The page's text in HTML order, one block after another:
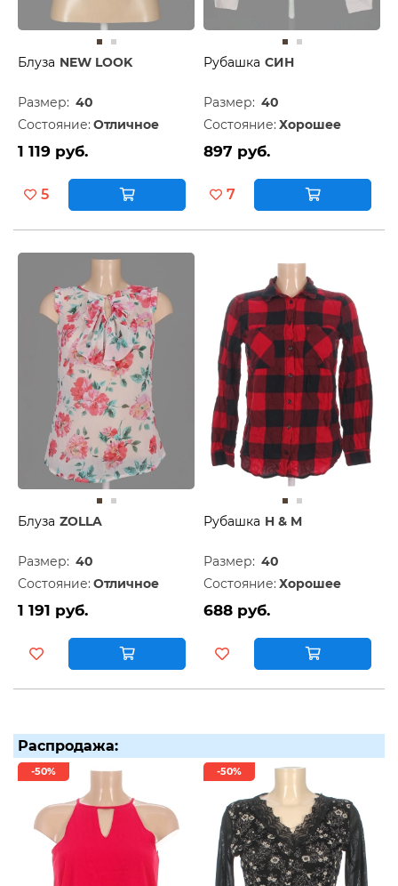
Блуза NEW LOOK
Размер: 40
Состояние: Отличное
1 119 руб.
5
Рубашка СИН
Размер: 40
Состояние: Хорошее
897 руб.
7
Блуза ZOLLA
Размер: 40
Состояние: Отличное
1 191 руб.
Рубашка H & M
Размер: 40
Состояние: Хорошее
688 руб.
Распродажа:
-50% -50%